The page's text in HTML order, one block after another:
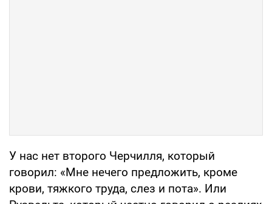
У нас нет второго Черчилля, который
говорил: «Мне нечего предложить, кроме
крови, тяжкого труда, слез и пота». Или